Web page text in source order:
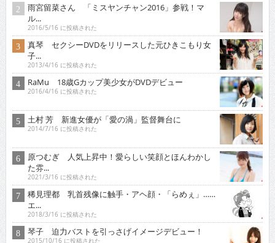
雨宮留菜さん 「ミスヤンチャン2016」参戦！マ
ル...
2016/5/16 に投稿された
真琴 セクシーDVDをリリースした元ひきこもり女
子...
2013/4/16 に投稿された
RaMu 18歳Gカップ美少女がDVDデビュー
2016/4/16 に投稿された
土村 芳 新進女優が「愛の渦」監督舞台に
2014/7/16 に投稿された
原つむぎ 人気上昇中！愛らしい笑顔とほんわかし
た雰...
2021/3/16 に投稿された
稀見理都 乳首残像に触手・アヘ顔・「らめぇ」……
エ...
2018/3/16 に投稿された
琴子 迫力バストを引っさげイメージデビュー！
2015/10/16 に投稿された